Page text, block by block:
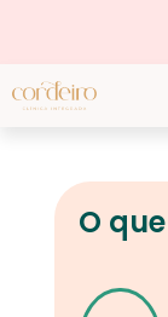
O